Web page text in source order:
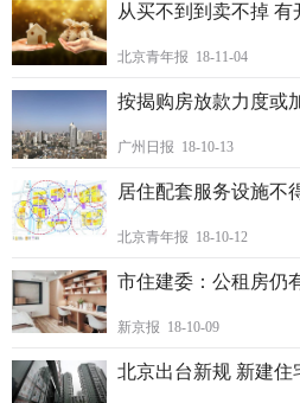
从买不到到卖不掉 有
北京青年报 18-11-04
按揭购房放款力度或
广州日报 18-10-13
居住配套服务设施不
北京青年报 18-10-12
市住建委：公租房仍
新京报 18-10-09
北京出台新规 新建